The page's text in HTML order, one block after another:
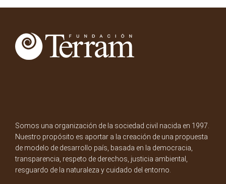
Somos una organización de la sociedad civil nacida en 1997.
Nuestro propósito es aportar a la creación de una propuesta
de modelo de desarrollo país, basada en la democracia,
transparencia, respeto de derechos, justicia ambiental,
resguardo de la naturaleza y cuidado del entorno.